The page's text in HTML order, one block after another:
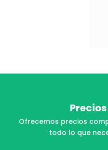
Precios
Ofrecemos precios
todo lo que